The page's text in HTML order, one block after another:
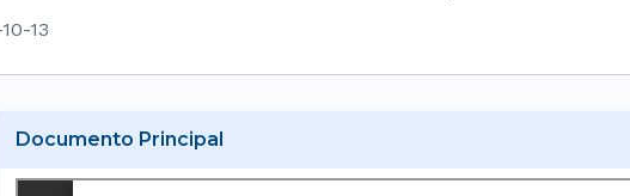
13
Documento Principal